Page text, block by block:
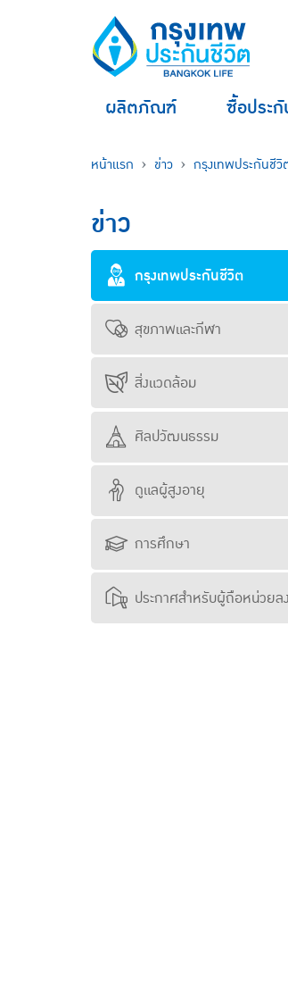
ผลิตภัณฑ์ ซื้อประ
หน้าแรก ข่าว กรุงเทพประกันชีวิ
ข่าว
กรุงเทพประกันชีวิต
สุขภาพและกีฬา
สิ่งแวดล้อม
ศิลปวัฒนธรรม
ดูแลผู้สูงอายุ
การศึกษา
ประกาศสำหรับผู้ถือหน่วยล